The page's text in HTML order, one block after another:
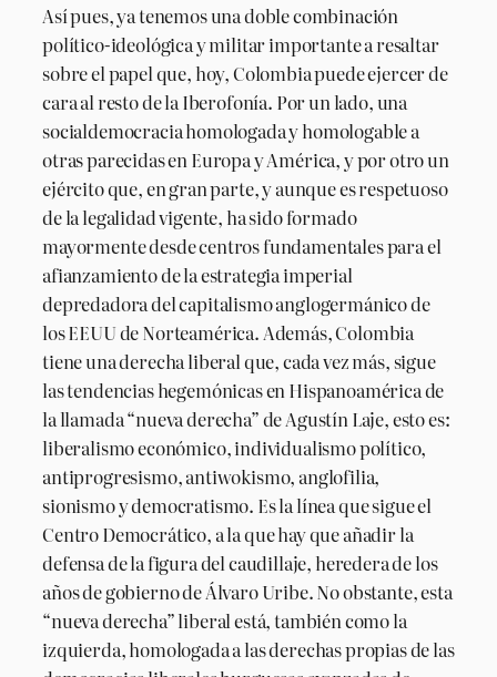
Así pues, ya tenemos una doble combinación
político-ideológica y militar importante a resaltar
sobre el papel que, hoy, Colombia puede ejercer de
cara al resto de la Iberofonía. Por un lado, una
socialdemocracia homologada y homologable a
otras parecidas en Europa y América, y por otro un
ejército que, en gran parte, y aunque es respetuoso
de la legalidad vigente, ha sido formado
mayormente desde centros fundamentales para el
afianzamiento de la estrategia imperial
depredadora del capitalismo anglogermánico de
los EEUU de Norteamérica. Además, Colombia
tiene una derecha liberal que, cada vez más, sigue
las tendencias hegemónicas en Hispanoamérica de
la llamada “nueva derecha” de Agustín Laje, esto es:
liberalismo económico, individualismo político,
antiprogresismo, antiwokismo, anglofilia,
sionismo y democratismo. Es la línea que sigue el
Centro Democrático, a la que hay que añadir la
defensa de la figura del caudillaje, heredera de los
años de gobierno de Álvaro Uribe. No obstante, esta
“nueva derecha” liberal está, también como la
izquierda, homologada a las derechas propias de las